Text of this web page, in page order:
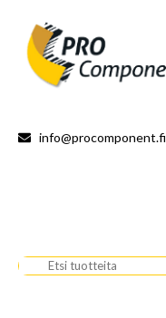
info@procomponent.fi